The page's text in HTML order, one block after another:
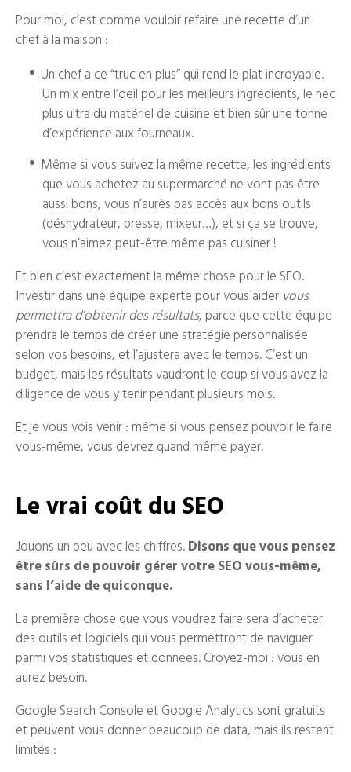
Pour moi, c’est comme vouloir refaire une recette d’un
chef à la maison :
Un chef a ce “truc en plus” qui rend le plat incroyable.
Un mix entre l’oeil pour les meilleurs ingrédients, le nec
plus ultra du matériel de cuisine et bien sûr une tonne
d’expérience aux fourneaux.
Même si vous suivez la même recette, les ingrédients
que vous achetez au supermarché ne vont pas être
aussi bons, vous n’aurès pas accès aux bons outils
(déshydrateur, presse, mixeur…), et si ça se trouve,
vous n’aimez peut-être même pas cuisiner !
Et bien c’est exactement la même chose pour le SEO.
Investir dans une équipe experte pour vous aider vous
permettra d’obtenir des résultats, parce que cette équipe
prendra le temps de créer une stratégie personnalisée
selon vos besoins, et l’ajustera avec le temps. C’est un
budget, mais les résultats vaudront le coup si vous avez la
diligence de vous y tenir pendant plusieurs mois.
Et je vous vois venir : même si vous pensez pouvoir le faire
vous-même, vous devrez quand même payer.
Le vrai coût du SEO
Jouons un peu avec les chiffres. Disons que vous pensez
être sûrs de pouvoir gérer votre SEO vous-même,
sans l’aide de quiconque.
La première chose que vous voudrez faire sera d’acheter
des outils et logiciels qui vous permettront de naviguer
parmi vos statistiques et données. Croyez-moi : vous en
aurez besoin.
Google Search Console et Google Analytics sont gratuits
et peuvent vous donner beaucoup de data, mais ils restent
limités :